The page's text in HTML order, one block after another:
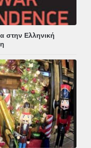
στην Ελληνική